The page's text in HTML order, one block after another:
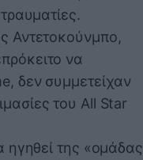
Αντετοκούνμπο,
να
δεν συμμετείχαν
του All Star
ηγηθεί της «ομάδας